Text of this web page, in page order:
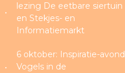
lezing De eetbare siertuin
en Stekjes- en
Informatiemarkt
6 oktober: Inspiratie-avond
Vogels in de